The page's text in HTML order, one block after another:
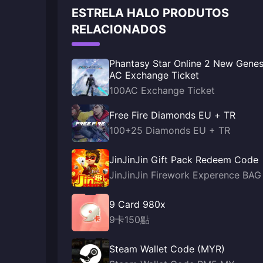
ESTRELA HALO PRODUTOS
RELACIONADOS
Phantasy Star Online 2 New
AC Exchange Ticket
100AC Exchange Ticket
Free Fire Diamonds EU + TR
100+25 Diamonds EU + TR
JinJinJin Gift Pack Redeem Code
JinJinJin Firework Experence BAG
9 Card 980x
9卡150點
Steam Wallet Code (MYR)